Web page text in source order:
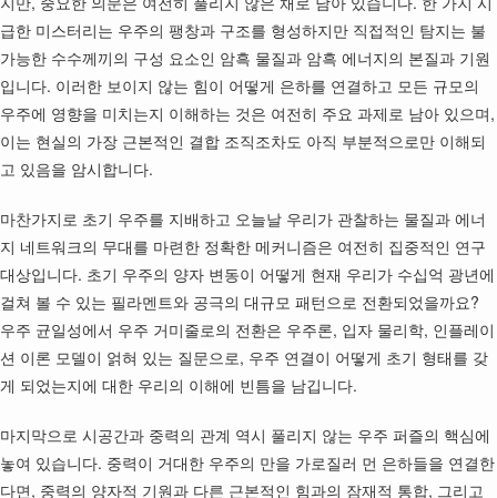
급한 미스터리는 우주의 팽창과 구조를 형성하지만 직접적인 탐지는 불
가능한 수수께끼의 구성 요소인 암흑 물질과 암흑 에너지의 본질과 기원
입니다. 이러한 보이지 않는 힘이 어떻게 은하를 연결하고 모든 규모의
우주에 영향을 미치는지 이해하는 것은 여전히 주요 과제로 남아 있으며,
이는 현실의 가장 근본적인 결합 조직조차도 아직 부분적으로만 이해되
고 있음을 암시합니다.
마찬가지로 초기 우주를 지배하고 오늘날 우리가 관찰하는 물질과 에너
지 네트워크의 무대를 마련한 정확한 메커니즘은 여전히 집중적인 연구
대상입니다. 초기 우주의 양자 변동이 어떻게 현재 우리가 수십억 광년에
걸쳐 볼 수 있는 필라멘트와 공극의 대규모 패턴으로 전환되었을까요?
우주 균일성에서 우주 거미줄로의 전환은 우주론, 입자 물리학, 인플레이
션 이론 모델이 얽혀 있는 질문으로, 우주 연결이 어떻게 초기 형태를 갖
게 되었는지에 대한 우리의 이해에 빈틈을 남깁니다.
마지막으로 시공간과 중력의 관계 역시 풀리지 않는 우주 퍼즐의 핵심에
놓여 있습니다. 중력이 거대한 우주의 만을 가로질러 먼 은하들을 연결한
다면, 중력의 양자적 기원과 다른 근본적인 힘과의 잠재적 통합, 그리고